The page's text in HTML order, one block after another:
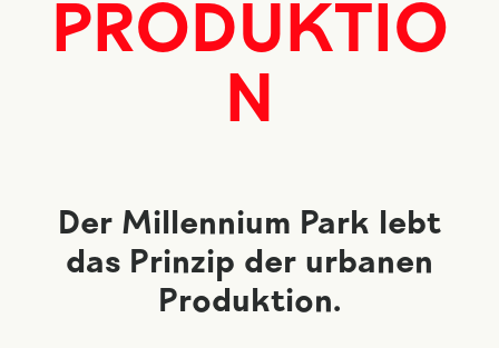
PRODUKTIO
N
Der Millennium Park lebt
das Prinzip der urbanen
Produktion.